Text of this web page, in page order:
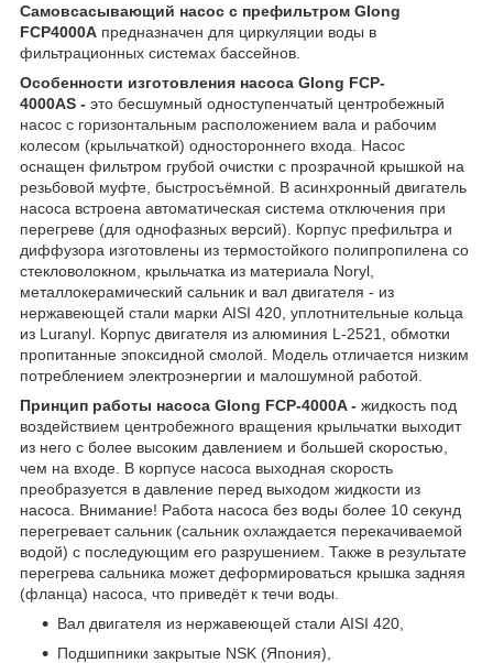
Самовсасывающий насос с префильтром Glong
FCP4000A предназначен для циркуляции воды в
фильтрационных системах бассейнов.
Особенности изготовления насоса Glong FCP-
4000AS - это бесшумный одноступенчатый центробежный
насос с горизонтальным расположением вала и рабочим
колесом (крыльчаткой) одностороннего входа. Насос
оснащен фильтром грубой очистки с прозрачной крышкой на
резьбовой муфте, быстросъёмной. В асинхронный двигатель
насоса встроена автоматическая система отключения при
перегреве (для однофазных версий). Корпус префильтра и
диффузора изготовлены из термостойкого полипропилена со
стекловолокном, крыльчатка из материала Noryl,
металлокерамический сальник и вал двигателя - из
нержавеющей стали марки AISI 420, уплотнительные кольца
из Luranyl. Корпус двигателя из алюминия L-2521, обмотки
пропитанные эпоксидной смолой. Модель отличается низким
потреблением электроэнергии и малошумной работой.
Принцип работы насоса Glong FCP-4000A - жидкость под
воздействием центробежного вращения крыльчатки выходит
из него с более высоким давлением и большей скоростью,
чем на входе. В корпусе насоса выходная скорость
преобразуется в давление перед выходом жидкости из
насоса. Внимание! Работа насоса без воды более 10 секунд
перегревает сальник (сальник охлаждается перекачиваемой
водой) с последующим его разрушением. Также в результате
перегрева сальника может деформироваться крышка задняя
(фланца) насоса, что приведёт к течи воды.
Вал двигателя из нержавеющей стали AISI 420,
Подшипники закрытые NSK (Япония),